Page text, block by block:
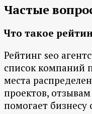
Частые
Что такое
Рейтинг seo
список компаний
места
проектов,
помогает бизнесу